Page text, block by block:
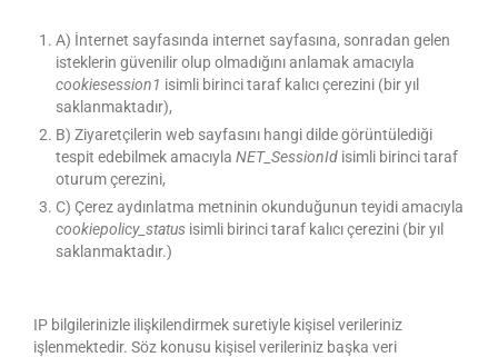
A) İnternet sayfasında internet sayfasına, sonradan gelen
isteklerin güvenilir olup olmadığını anlamak amacıyla
cookiesession1 isimli birinci taraf kalıcı çerezini (bir yıl
saklanmaktadır),
B) Ziyaretçilerin web sayfasını hangi dilde görüntülediği
tespit edebilmek amacıyla NET_SessionId isimli birinci taraf
oturum çerezini,
C) Çerez aydınlatma metninin okunduğunun teyidi amacıyla
cookiepolicy_status isimli birinci taraf kalıcı çerezini (bir yıl
saklanmaktadır.)
IP bilgilerinizle ilişkilendirmek suretiyle kişisel verileriniz
işlenmektedir. Söz konusu kişisel verileriniz başka veri